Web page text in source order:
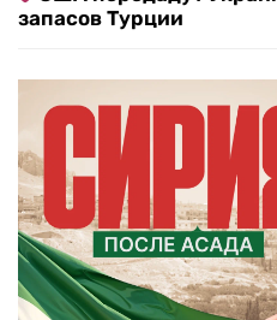
запасов Турции